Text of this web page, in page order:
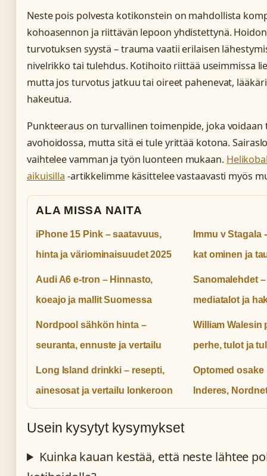
Neste pois polvesta kotikonstein on mahdollista
kohoasennon ja riittävän lepoon yhdistettynä.
turvotuksen syystä – trauma vaatii erilaisen
nivelrikko tai tulehdus. Kotihoito riittää useimmissa
mutta jos turvotus jatkuu tai oireet pahenevat,
hakeutua.
Punkteeraus on turvallinen toimenpide, joka voidaan
avohoidossa, mutta sitä ei tule yrittää kotona.
vaihtelee vamman ja työn luonteen mukaan.
aikuisilla -artikkelimme käsittelee vastaavasti myös
ALA MISSA NAITA
iPhone 15 Pink – saatavuus,
hinta ja väriominaisuudet 2025
Immu v Stagala
kat ominen ja
Audi A6 e-tron – Hinnasto,
koeajo ja mallit Suomessa
Sanomalehdet –
mediatalot ja
Nordpool sähkön hinta –
seuranta, ennuste ja vertailu
William Walesin
perhe, tulot ja
Long Island drinkki – resepti,
ainesosat ja vertailu lonkeroon
Optomed
Inderes,
Usein kysytyt kysymykset
Kuinka kauan kestää, että neste lähtee